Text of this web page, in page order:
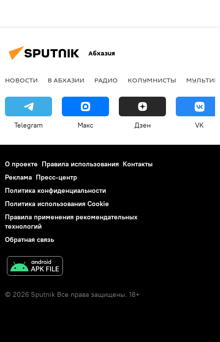
Абхазия
НОВОСТИ В АБХАЗИИ РАДИО КОЛУМНИСТЫ
Telegram Макс Дзен VK
О проекте Правила использования Контакты
Реклама Пресс-центр
Политика конфиденциальности
Политика использования Cookie
Правила применения рекомендательных
технологий
Обратная связь
© 2026 Sputnik Все права защищены. 18+